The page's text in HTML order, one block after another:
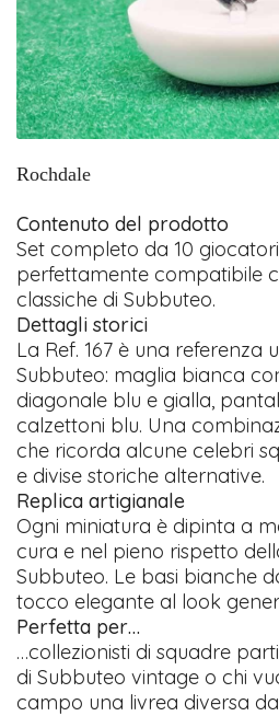
Rochdale
Contenuto del prodotto
Set completo da 10
perfettamente compatibile
classiche di Subbuteo.
Dettagli storici
La Ref. 167 è una referenza
Subbuteo: maglia bianca
diagonale blu e gialla,
calzettoni blu. Una
che ricorda alcune celebri
e divise storiche alternative.
Replica artigianale
Ogni miniatura è dipinta a
cura e nel pieno rispetto
Subbuteo. Le basi bianche
tocco elegante al look
Perfetta per…
…collezionisti di squadre
di Subbuteo vintage o chi
campo una livrea diversa